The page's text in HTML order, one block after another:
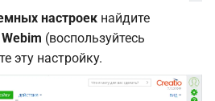
настроек найдите
(воспользуйтесь
эту настройку.